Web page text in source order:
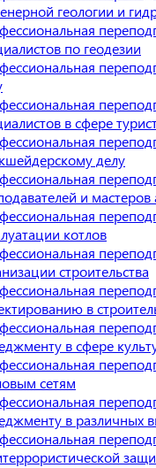
геологии и
по геодезии
в сфере
делу
и
котлов
строительства
в
в сфере
сетям
в различных